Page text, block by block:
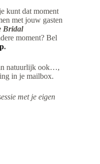
kunt dat moment
met jouw gasten
Bridal
moment? Bel
.
natuurlijk ook…,
in je mailbox.
met je eigen